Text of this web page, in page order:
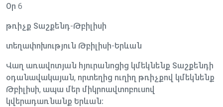
Օր 6
թռիչք Տաշքենդ-Թբիլիսի
տեղափոխություն Թբիլիսի-Երևան
Վաղ առավոտյան հյուրանոցից կմեկնենք Տաշքենդի
օդանավակայան, որտեղից ուղիղ թռիչքով կմեկնենք
Թբիլիսի, ապա մեր միկրոավտոբուսով
կվերադառնանք Երևան։